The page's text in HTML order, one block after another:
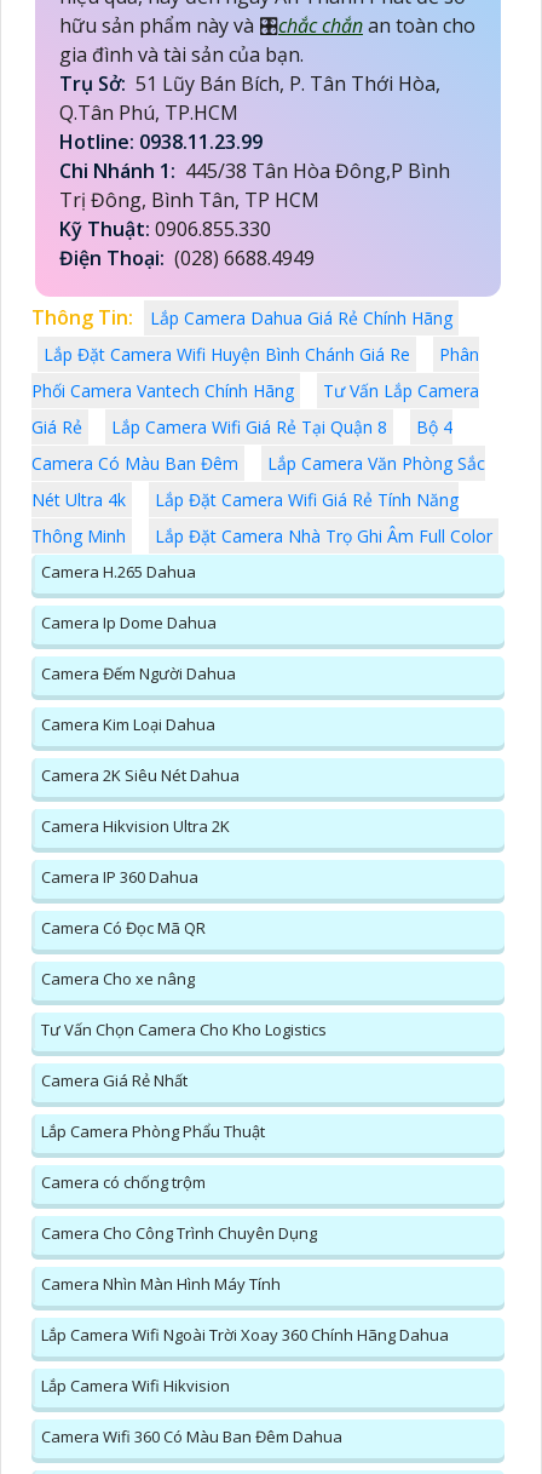
hữu sản phẩm này và 🎛chắc chắnan toàn cho
gia đình và tài sản của bạn.
Trụ Sở: 51 Lũy Bán Bích, P. Tân Thới Hòa,
Q.Tân Phú, TP.HCM
Hotline: 0938.11.23.99
Chi Nhánh 1: 445/38 Tân Hòa Đông,P Bình
Trị Đông, Bình Tân, TP HCM
Kỹ Thuật: 0906.855.330
Điện Thoại: (028) 6688.4949
Thông Tin:
Lắp Camera Dahua Giá Rẻ Chính Hãng
Lắp Đặt Camera Wifi Huyện Bình Chánh Giá Re
Phân
Phối Camera Vantech Chính Hãng
Tư Vấn Lắp Camera
Giá Rẻ
Lắp Camera Wifi Giá Rẻ Tại Quận 8
Bộ 4
Camera Có Màu Ban Đêm
Lắp Camera Văn Phòng Sắc
Nét Ultra 4k
Lắp Đặt Camera Wifi Giá Rẻ Tính Năng
Thông Minh
Lắp Đặt Camera Nhà Trọ Ghi Âm Full Color
Camera H.265 Dahua
Camera Ip Dome Dahua
Camera Đếm Người Dahua
Camera Kim Loại Dahua
Camera 2K Siêu Nét Dahua
Camera Hikvision Ultra 2K
Camera IP 360 Dahua
Camera Có Đọc Mã QR
Camera Cho xe nâng
Tư Vấn Chọn Camera Cho Kho Logistics
Camera Giá Rẻ Nhất
Lắp Camera Phòng Phẩu Thuật
Camera có chống trộm
Camera Cho Công Trình Chuyên Dụng
Camera Nhìn Màn Hình Máy Tính
Lắp Camera Wifi Ngoài Trời Xoay 360 Chính Hãng Dahua
Lắp Camera Wifi Hikvision
Camera Wifi 360 Có Màu Ban Đêm Dahua